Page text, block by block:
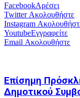
FacebookΑρέσει
TwitterΑκολουθήστε
Instagram
YoutubeΕγγραφείτε
Email Ακολουθήστε
Επίσημη
Δημοτικού